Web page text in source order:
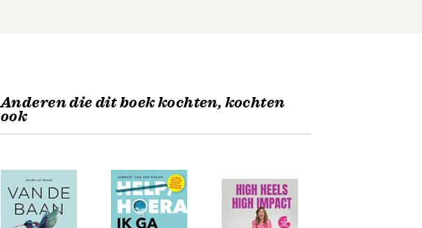
Anderen die dit boek kochten, kochten
ook